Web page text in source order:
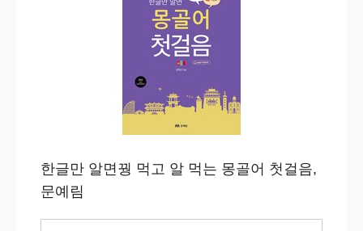
한글만 알면꿩 먹고 알 먹는 몽골어 첫걸음,
문예림